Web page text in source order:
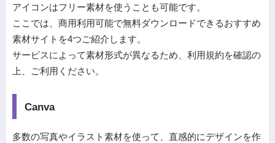
アイコンはフリー素材を使うことも可能です。
ここでは、商用利用可能で無料ダウンロードできるおすすめ
素材サイトを4つご紹介します。
サービスによって素材形式が異なるため、利用規約を確認の
上、ご利用ください。
Canva
多数の写真やイラスト素材を使って、直感的にデザインを作